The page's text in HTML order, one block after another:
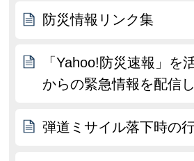
防災情報リンク集
「Yahoo!防災速報」を
からの緊急情報を配信
弾道ミサイル落下時の